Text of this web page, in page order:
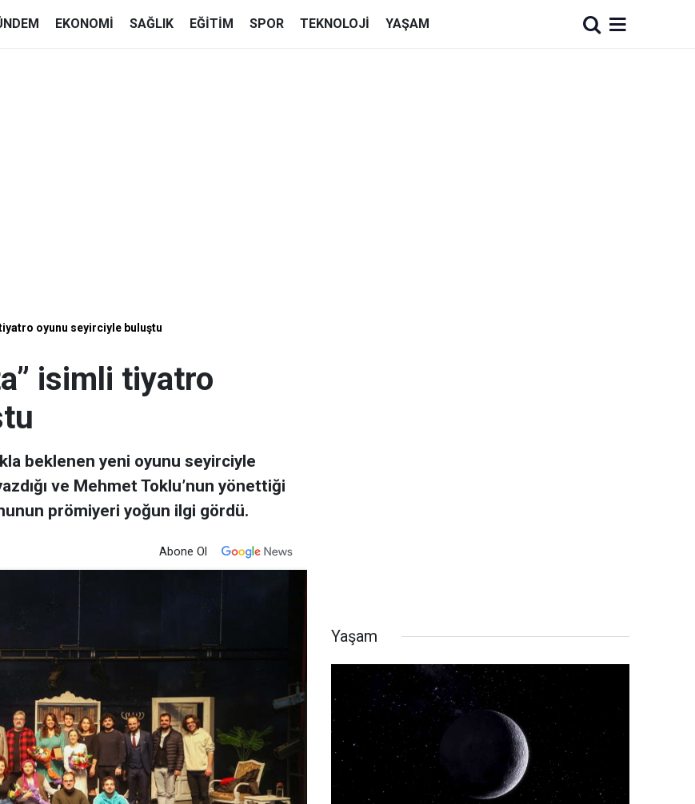
EKONOMI SAĞLIK EĞITIM SPOR TEKNOLOJI YAŞAM
oyunu seyirciyle buluştu
isimli tiyatro
beklenen yeni oyunu seyirciyle
ve Mehmet Toklu’nun yönettiği
prömiyeri yoğun ilgi gördü.
Abone Ol
Yaşam